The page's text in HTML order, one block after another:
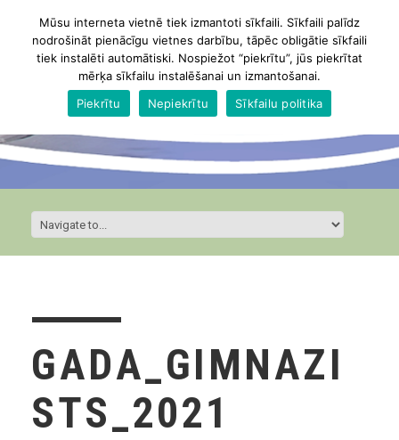
GADA_GIMNAZI
STS_2021
Mūsu interneta vietnē tiek izmantoti sīkfaili. Sīkfaili palīdz
nodrošināt pienācīgu vietnes darbību, tāpēc obligātie sīkfaili
tiek instalēti automātiski. Nospiežot “piekrītu”, jūs piekrītat
mērķa sīkfailu instalēšanai un izmantošanai.
Piekrītu
Nepiekrītu Sīkfailu politika